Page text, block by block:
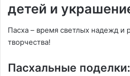
детей и
Пасха – время светлых надежд и
творчества!
Пасхальные